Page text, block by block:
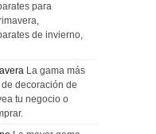
para
de invierno,
La gama más
decoración de
tu negocio o